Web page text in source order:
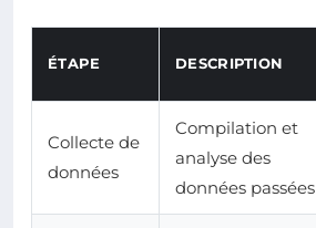
ÉTAPE DESCRIPTION
Collecte de
données
Compilation et
analyse des
données passées